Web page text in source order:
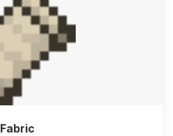
Fabric